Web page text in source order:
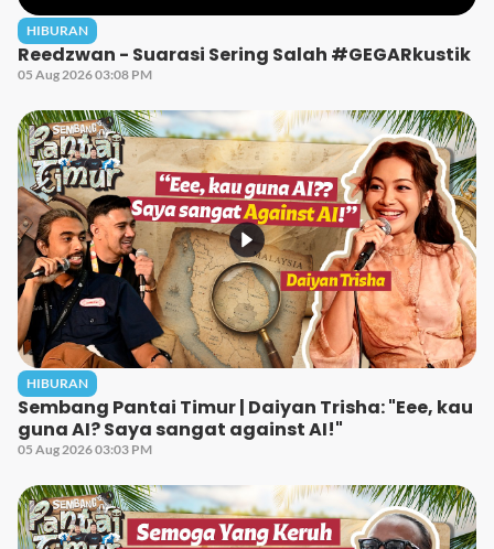
HIBURAN
Reedzwan - Suarasi Sering Salah #GEGARkustik
05 Aug 2026 03:08 PM
HIBURAN
Sembang Pantai Timur | Daiyan Trisha: "Eee, kau
guna AI? Saya sangat against AI!"
05 Aug 2026 03:03 PM